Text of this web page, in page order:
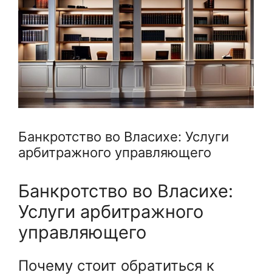
Банкротство во Власихе: Услуги
арбитражного управляющего
Банкротство во Власихе:
Услуги арбитражного
управляющего
Почему стоит обратиться к